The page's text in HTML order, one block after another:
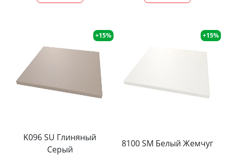
+15%
K096 SU Глиняный
Серый
+15%
8100 SM Белый Жемчуг